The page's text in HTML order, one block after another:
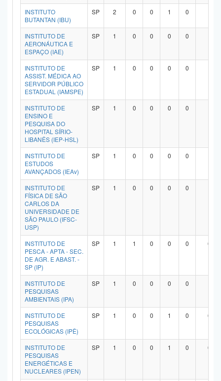
INSTITUTO
BUTANTAN (IBU)
SP 2 0 0 1 0
INSTITUTO DE
AERONÁUTICA E
ESPAÇO (IAE)
SP 1 0 0 0 0
INSTITUTO DE
ASSIST. MÉDICA AO
SERVIDOR PÚBLICO
ESTADUAL (IAMSPE)
SP 1 0 0 0 0
INSTITUTO DE
ENSINO E
PESQUISA DO
HOSPITAL SÍRIO-
LIBANÊS (IEP-HSL)
SP 1 0 0 0 0
INSTITUTO DE
ESTUDOS
AVANÇADOS (IEAv)
SP 1 0 0 0 0
INSTITUTO DE
FÍSICA DE SÃO
CARLOS DA
UNIVERSIDADE DE
SÃO PAULO (IFSC-
USP)
SP 1 0 0 0 0
INSTITUTO DE
PESCA - APTA - SEC.
DE AGR. E ABAST. -
SP (IP)
SP 1 1 0 0 0 0
INSTITUTO DE
PESQUISAS
AMBIENTAIS (IPA)
SP 1 0 0 0 0
INSTITUTO DE
PESQUISAS
ECOLÓGICAS (IPÊ)
SP 1 0 0 1 0 0
INSTITUTO DE
PESQUISAS
ENERGÉTICAS E
NUCLEARES (IPEN)
SP 1 0 0 1 0 0